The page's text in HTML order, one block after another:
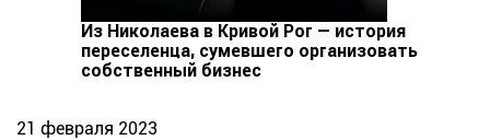
Из Николаева в Кривой Рог — история
переселенца, сумевшего организовать
собственный бизнес
21 февраля 2023